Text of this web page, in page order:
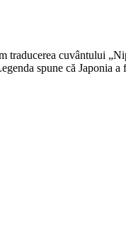
traducerea cuvântului
spune că Japonia